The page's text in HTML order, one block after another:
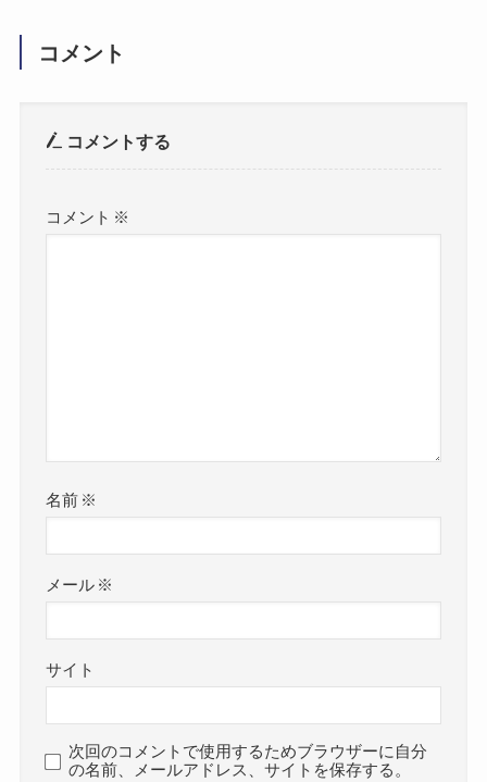
コメント
コメントする
コメント ※
名前※
メール※
サイト
次回のコメントで使用するためブラウザーに自分
の名前、メールアドレス、サイトを保存する。